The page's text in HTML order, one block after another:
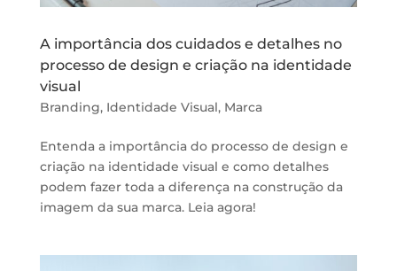
A importância dos cuidados e detalhes no
processo de design e criação na identidade
visual
Branding, Identidade Visual, Marca
Entenda a importância do processo de design e
criação na identidade visual e como detalhes
podem fazer toda a diferença na construção da
imagem da sua marca. Leia agora!